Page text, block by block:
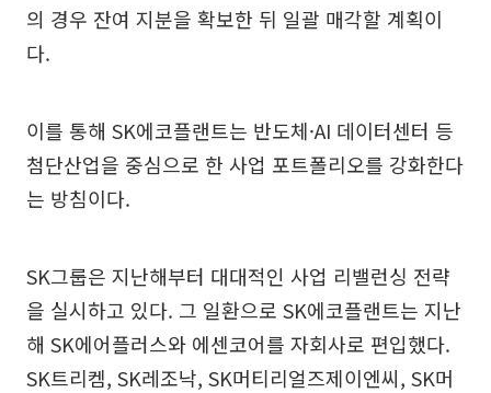
의 경우 잔여 지분을 확보한 뒤 일괄 매각할 계획이
다.
이를 통해 SK에코플랜트는 반도체·AI 데이터센터 등
첨단산업을 중심으로 한 사업 포트폴리오를 강화한다
는 방침이다.
SK그룹은 지난해부터 대대적인 사업 리밸런싱 전략
을 실시하고 있다. 그 일환으로 SK에코플랜트는 지난
해 SK에어플러스와 에센코어를 자회사로 편입했다.
SK트리켐, SK레조낙, SK머티리얼즈제이엔씨, SK머